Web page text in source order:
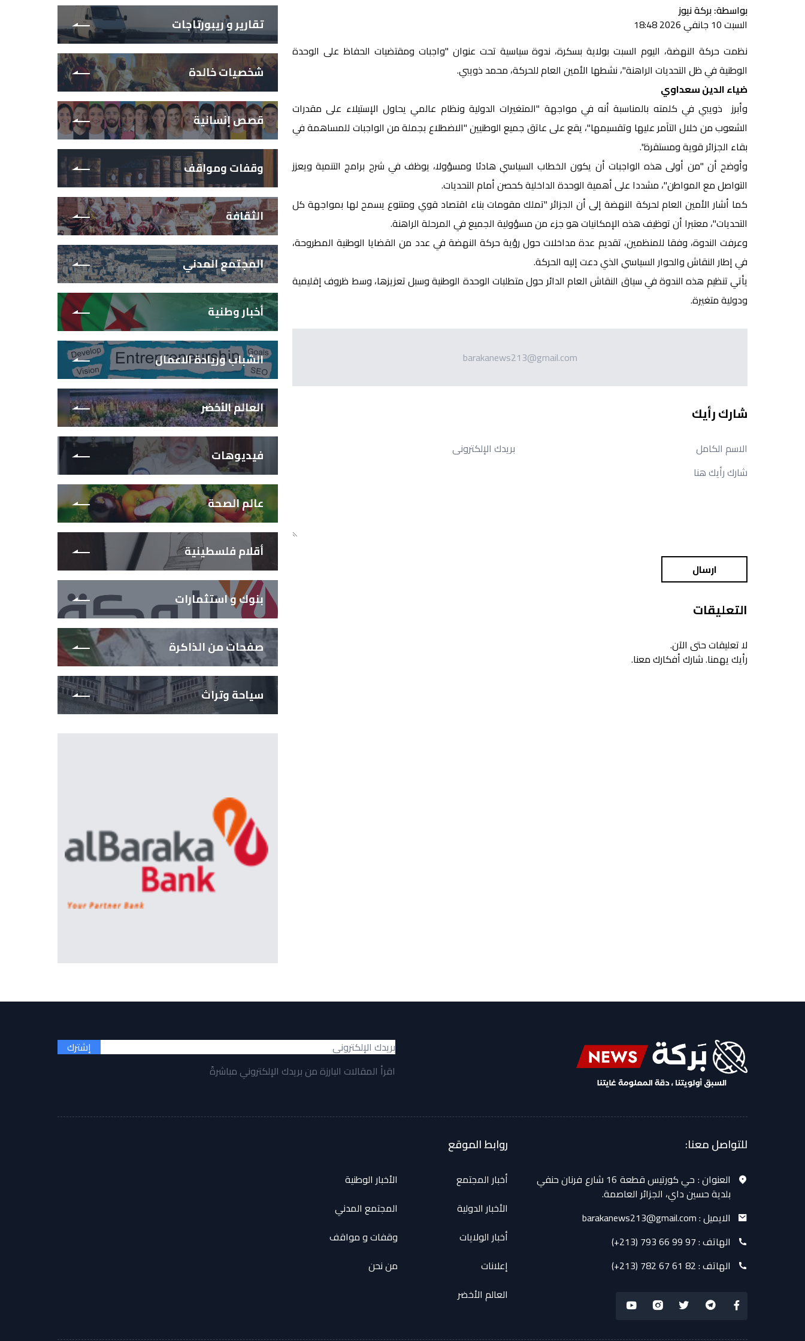
بواسطة: بركة نيوز
السبت 10 جانفي 2026 18:48
نظمت حركة النهضة، اليوم السبت بولاية بسكرة، ندوة سياسية تحت عنوان "واجبات ومقتضيات الحفاظ على الوحدة
الوطنية في ظل التحديات الراهنة"، نشطها الأمين العام للحركة، محمد ذويبي.
ضياء الدين سعداوي
وأبرز ذويبي في كلمته بالمناسبة أنه في مواجهة "المتغيرات الدولية ونظام عالمي يحاول الإستيلاء على مقدرات
الشعوب من خلال التآمر عليها وتقسيمها"، يقع على عاتق جميع الوطنيين "الاضطلاع بجملة من الواجبات للمساهمة في
بقاء الجزائر قوية ومستقرة".
وأوضح أن "من أولى هذه الواجبات أن يكون الخطاب السياسي هادئا ومسؤولا، يوظف في شرح برامج التنمية ويعزز
التواصل مع المواطن"، مشددا على أهمية الوحدة الداخلية كحصن أمام التحديات.
كما أشار الأمين العام لحركة النهضة إلى أن الجزائر "تملك مقومات بناء اقتصاد قوي ومتنوع يسمح لها بمواجهة كل
التحديات"، معتبرا أن توظيف هذه الإمكانيات هو جزء من مسؤولية الجميع في المرحلة الراهنة.
وعرفت الندوة، وفقا للمنظمين، تقديم عدة مداخلات حول رؤية حركة النهضة في عدد من القضايا الوطنية المطروحة،
في إطار النقاش والحوار السياسي الذي دعت إليه الحركة.
يأتي تنظيم هذه الندوة في سياق النقاش العام الدائر حول متطلبات الوحدة الوطنية وسبل تعزيزها، وسط ظروف إقليمية
ودولية متغيرة.
barakanews213@gmail.com
شارك رأيك
ارسال
التعليقات
لا تعليقات حتى الآن.
رأيك يهمنا. شارك أفكارك معنا.
تقارير و ريبورتاجات
شخصيات خالدة
قصص إنسانية
وقفات ومواقف
الثقافة
المجتمع المدني
أخبار وطنية
الشباب وريادة الاعمال
العالم الأخضر
فيديوهات
عالم الصحة
أقلام فلسطينية
بنوك و استثمارات
صفحات من الذاكرة
سياحة وتراث
إشترك
اقرأ المقالات البارزة من بريدك الإلكتروني مباشرةً
للتواصل معنا:
العنوان :
حي كورتيس قطعة 16 شارع فرنان حنفي
بلدية حسين داي، الجزائر العاصمة.
الايميل :barakanews213@gmail.com
الهاتف :(+213) 793 66 99 97
الهاتف :(+213) 782 67 61 82
روابط الموقع
أخبار المجتمع
الأخبار الوطنية
الأخبار الدولية
المجتمع المدني
أخبار الولايات
وقفات و مواقف
إعلانات
من نحن
العالم الأخضر